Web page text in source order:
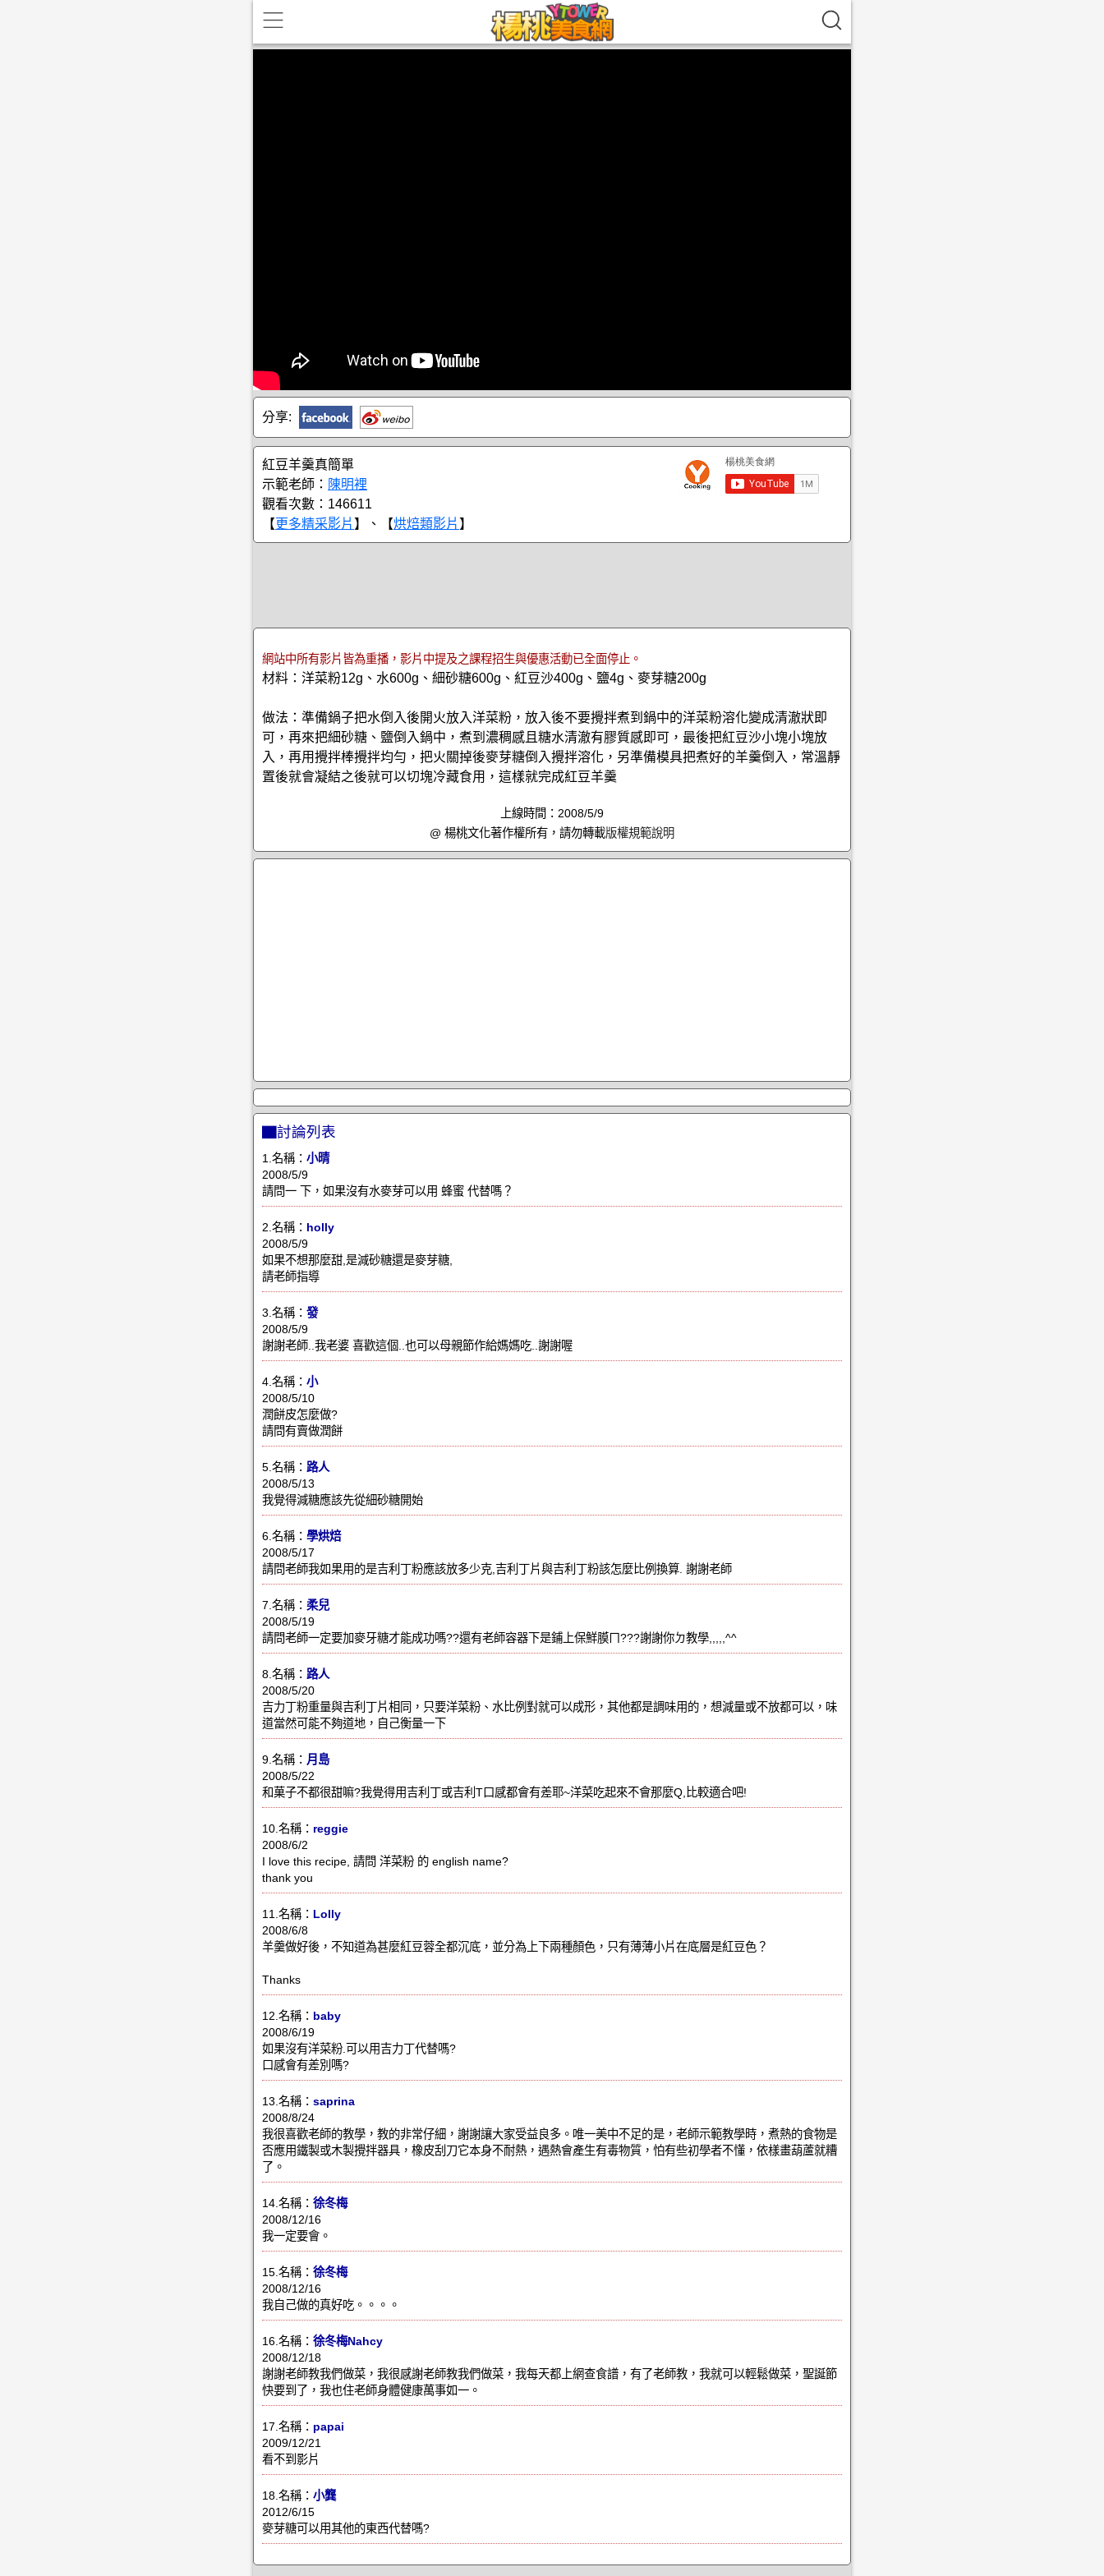
分享:
紅豆羊羹真簡單
示範老師： 陳明裡
觀看次數：146611
【更多精采影片 】、【烘焙類影片 】
網站中所有影片皆為重播，影片中提及之課程招生與優惠活動已全面停止。
材料：洋菜粉12g、水600g、細砂糖600g、紅豆沙400g、鹽4g、麥芽糖200g
做法：準備鍋子把水倒入後開火放入洋菜粉，放入後不要攪拌煮到鍋中的洋菜粉溶化變成清澈狀即
可，再來把細砂糖、鹽倒入鍋中，煮到濃稠感且糖水清澈有膠質感即可，最後把紅豆沙小塊小塊放
入，再用攪拌棒攪拌均勻，把火關掉後麥芽糖倒入攪拌溶化，另準備模具把煮好的羊羹倒入，常溫靜
置後就會凝結之後就可以切塊冷藏食用，這樣就完成紅豆羊羹
上線時間：2008/5/9
@ 楊桃文化著作權所有，請勿轉載版權規範說明
▇討論列表
1.名稱： 小晴
2008/5/9
請問一 下，如果沒有水麥芽可以用 蜂蜜 代替嗎？
2.名稱： holly
2008/5/9
如果不想那麼甜,是減砂糖還是麥芽糖,
請老師指導
3.名稱： 發
2008/5/9
謝謝老師..我老婆 喜歡這個..也可以母親節作給媽媽吃..謝謝喔
4.名稱： 小
2008/5/10
潤餅皮怎麼做?
請問有賣做潤餅
5.名稱： 路人
2008/5/13
我覺得減糖應該先從細砂糖開始
6.名稱： 學烘焙
2008/5/17
請問老師我如果用的是吉利丁粉應該放多少克,吉利丁片與吉利丁粉該怎麼比例換算. 謝謝老師
7.名稱： 柔兒
2008/5/19
請問老師一定要加麥牙糖才能成功嗎??還有老師容器下是鋪上保鮮膜ㄇ???謝謝你ㄉ教學,,,,,^^
8.名稱： 路人
2008/5/20
吉力丁粉重量與吉利丁片相同，只要洋菜粉、水比例對就可以成形，其他都是調味用的，想減量或不放都可以，味
道當然可能不夠道地，自己衡量一下
9.名稱： 月島
2008/5/22
和菓子不都很甜嘛?我覺得用吉利丁或吉利T口感都會有差耶~洋菜吃起來不會那麼Q,比較適合吧!
10.名稱： reggie
2008/6/2
I love this recipe, 請問 洋菜粉 的 english name?
thank you
11.名稱： Lolly
2008/6/8
羊羹做好後，不知道為甚麼紅豆蓉全都沉底，並分為上下兩種顏色，只有薄薄小片在底層是紅豆色？
Thanks
12.名稱： baby
2008/6/19
如果沒有洋菜粉.可以用吉力丁代替嗎?
口感會有差別嗎?
13.名稱： saprina
2008/8/24
我很喜歡老師的教學，教的非常仔細，謝謝讓大家受益良多。唯一美中不足的是，老師示範教學時，煮熱的食物是
否應用鐵製或木製攪拌器具，橡皮刮刀它本身不耐熱，遇熱會產生有毒物質，怕有些初學者不懂，依樣畫葫蘆就糟
了。
14.名稱： 徐冬梅
2008/12/16
我一定要會。
15.名稱： 徐冬梅
2008/12/16
我自己做的真好吃。。。。
16.名稱： 徐冬梅Nahcy
2008/12/18
謝謝老師教我們做菜，我很感謝老師教我們做菜，我每天都上網查食譜，有了老師教，我就可以輕鬆做菜，聖誕節
快要到了，我也住老師身體健康萬事如一。
17.名稱： papai
2009/12/21
看不到影片
18.名稱： 小龔
2012/6/15
麥芽糖可以用其他的東西代替嗎?